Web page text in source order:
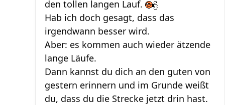
den tollen langen Lauf.
Hab ich doch gesagt, dass das
irgendwann besser wird.
Aber: es kommen auch wieder ätzende
lange Läufe.
Dann kannst du dich an den guten von
gestern erinnern und im Grunde weißt
du, dass du die Strecke jetzt drin hast.